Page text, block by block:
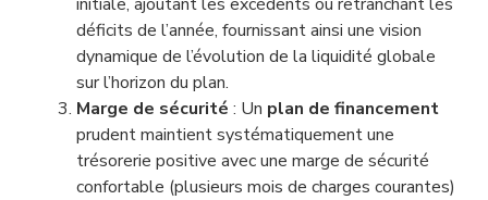
déficits de l’année, fournissant ainsi une vision
dynamique de l’évolution de la liquidité globale
sur l’horizon du plan.
Marge de sécurité : Un plan de financement
prudent maintient systématiquement une
trésorerie positive avec une marge de sécurité
confortable (plusieurs mois de charges courantes)